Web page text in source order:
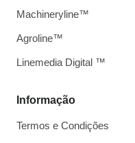
Informação
Termos e Condições
Machineryline™
Agroline™
Linemedia Digital ™